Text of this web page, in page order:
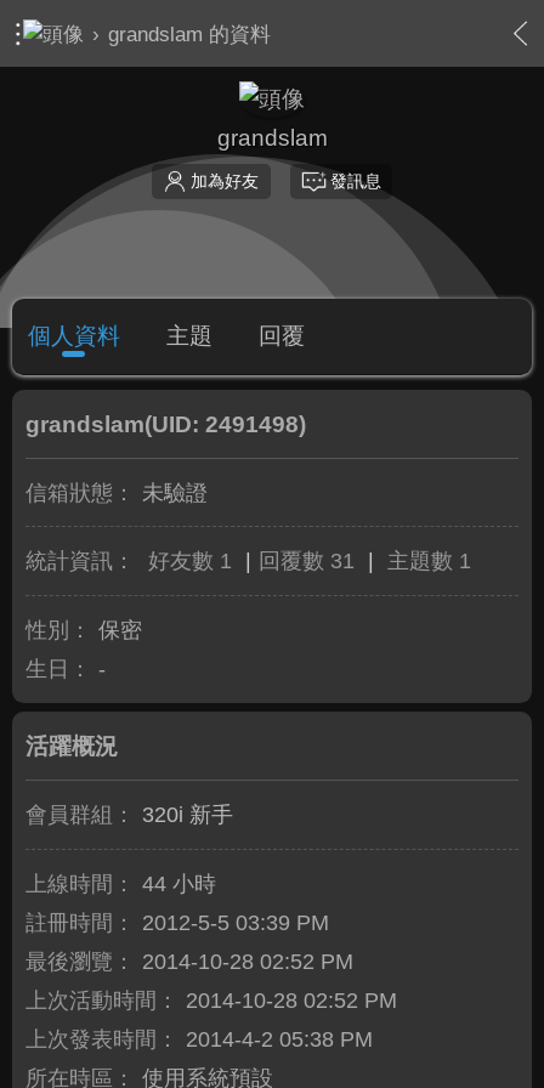
› grandslam 的資料
grandslam
加為好友 發訊息
個人資料 主題 回覆
grandslam(UID: 2491498)
信箱狀態： 未驗證
統計資訊： 好友數 1 回覆數 31 主題數 1
性別：
保密
生日：
-
活躍概況
會員群組： 320i 新手
上線時間：
44 小時
註冊時間：
2012-5-5 03:39 PM
最後瀏覽：
2014-10-28 02:52 PM
上次活動時間：
2014-10-28 02:52 PM
上次發表時間：
2014-4-2 05:38 PM
所在時區：
使用系統預設